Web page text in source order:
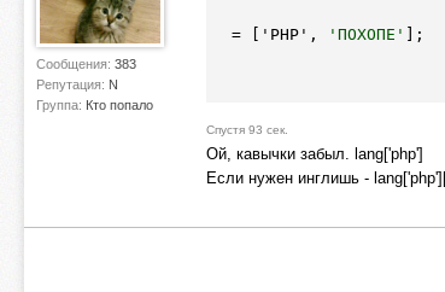
Сообщения: 383
Репутация: N
Группа: Кто попало
= [' PHP' , 'ПОХОПЕ' ];
Спустя 93 сек.
Ой, кавычки забыл. lang['php']
Если нужен инглишь -